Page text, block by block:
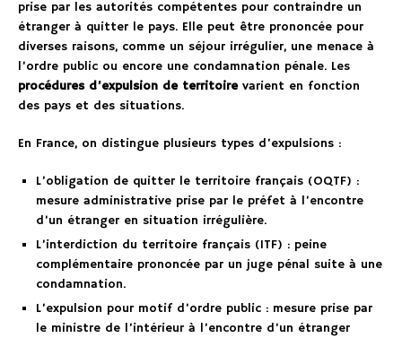
prise par les autorités compétentes pour contraindre un
étranger à quitter le pays. Elle peut être prononcée pour
diverses raisons, comme un séjour irrégulier, une menace à
l’ordre public ou encore une condamnation pénale. Les
procédures d’expulsion de territoirevarient en fonction
des pays et des situations.
En France, on distingue plusieurs types d’expulsions :
L’obligation de quitter le territoire français (OQTF) :
mesure administrative prise par le préfet à l’encontre
d’un étranger en situation irrégulière.
L’interdiction du territoire français (ITF) : peine
complémentaire prononcée par un juge pénal suite à une
condamnation.
L’expulsion pour motif d’ordre public : mesure prise par
le ministre de l’intérieur à l’encontre d’un étranger